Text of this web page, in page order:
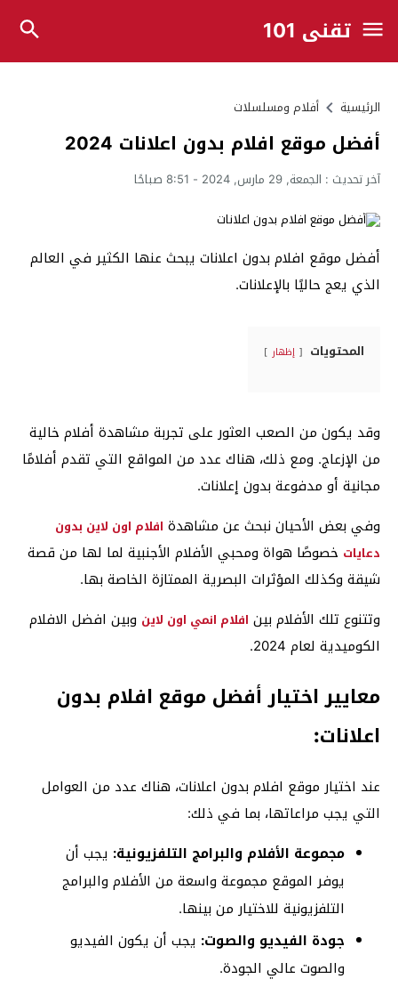
تقني 101
الرئيسية أفلام ومسلسلات
أفضل موقع افلام بدون اعلانات 2024
آخر تحديث : الجمعة, 29 مارس, 2024 - 8:51 صباحًا
أفضل موقع افلام بدون اعلانات يبحث عنها الكثير في العالم
الذي يعج حاليًا بالإعلانات.
المحتويات إظهار
وقد يكون من الصعب العثور على تجربة مشاهدة أفلام خالية
من الإزعاج. ومع ذلك، هناك عدد من المواقع التي تقدم أفلامًا
مجانية أو مدفوعة بدون إعلانات.
وفي بعض الأحيان نبحث عن مشاهدة افلام اون لاين بدون
دعايات خصوصًا هواة ومحبي الأفلام الأجنبية لما لها من قصة
شيقة وكذلك المؤثرات البصرية الممتازة الخاصة بها.
وتتنوع تلك الأفلام بين افلام انمي اون لاين وبين افضل الافلام
الكوميدية لعام 2024.
معايير اختيار أفضل موقع افلام بدون
اعلانات:
عند اختيار موقع افلام بدون اعلانات، هناك عدد من العوامل
التي يجب مراعاتها، بما في ذلك:
مجموعة الأفلام والبرامج التلفزيونية: يجب أن
يوفر الموقع مجموعة واسعة من الأفلام والبرامج
التلفزيونية للاختيار من بينها.
جودة الفيديو والصوت: يجب أن يكون الفيديو
والصوت عالي الجودة.